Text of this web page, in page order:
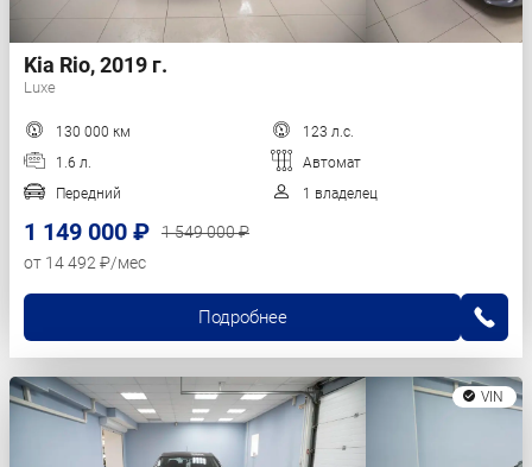
Kia Rio, 2019 г.
Luxe
130 000 км
123 л.с.
1.6 л.
Автомат
Передний
1 владелец
1 149 000 ₽
1 549 000 ₽
от 14 492 ₽/мес
Подробнее
VIN